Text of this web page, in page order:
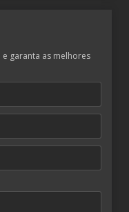
garanta as melhores